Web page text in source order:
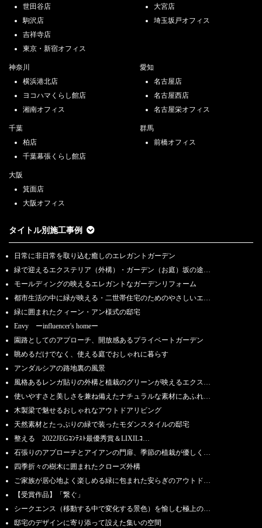
世田谷店
駒沢店
吉祥寺店
東京・新宿オフィス
千葉
柏店
千葉幕張くらし館店
群馬
前橋オフィス
愛知
名古屋店
名古屋西店
名古屋栄オフィス
神奈川
横浜港北店
ヨコハマくらし館店
湘南オフィス
大宮店
埼玉坂戸オフィス
大阪
箕面店
大阪オフィス
タイトル別施工事例
日常に非日常を取り込む癒しのエレガントガーデン
緑で迎えるエクステリア（外構）・ガーデン（お庭）坂の途…
モールディングの映えるエレガントなガーデンリフォーム
都市生活の中に緑が映える・二世帯住宅のためのやさしいエ…
緑に囲まれたクィーン・アン様式の邸宅
Envy ーinfluencer's homeー
園路としてのアプローチ、開放感あるプライベートガーデン
眺めるだけでなく、使える庭でおしゃれに暮らす
アンダルシアの路地裏の風景
風格あるレンガ貼りの外構と植栽のグリーンが映えるエクス…
使いやすさと美しさを兼ね備えたナチュラルな素材にあふれ…
木製梁で魅せるおしゃれなアウトドアリビング
天然素材とたっぷりの緑で装ったモダンスタイルの邸宅
整える 2022JEGｺﾝﾃｽﾄ最優秀賞＆LIXILｺ…
石張りのアプローチとアイアンの門扉、季節の植栽が優しく…
四季折々の樹木に囲まれたクローズ外構
ご家族が居心地よく楽しめる緑に包まれた安らぎのアウトド…
【受賞作品】「繋ぐ」
シークエンス（移動する中で変化する景色）を愉しむ極上の…
邸宅のデザインに寄り添って設えた集いの空間